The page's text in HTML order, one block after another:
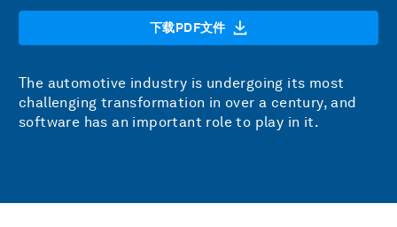
下载PDF文件
The automotive industry is undergoing its most
challenging transformation in over a century, and
software has an important role to play in it.